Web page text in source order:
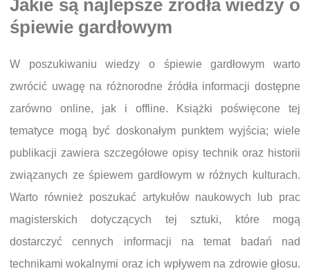
Jakie są najlepsze źródła wiedzy o
śpiewie gardłowym
W poszukiwaniu wiedzy o śpiewie gardłowym warto
zwrócić uwagę na różnorodne źródła informacji dostępne
zarówno online, jak i offline. Książki poświęcone tej
tematyce mogą być doskonałym punktem wyjścia; wiele
publikacji zawiera szczegółowe opisy technik oraz historii
związanych ze śpiewem gardłowym w różnych kulturach.
Warto również poszukać artykułów naukowych lub prac
magisterskich dotyczących tej sztuki, które mogą
dostarczyć cennych informacji na temat badań nad
technikami wokalnymi oraz ich wpływem na zdrowie głosu.